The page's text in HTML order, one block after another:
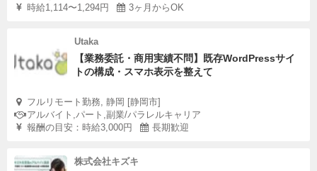
時給1,114〜1,294円
3ヶ月からOK
Utaka
【業務委託・商用実績不問】既存WordPressサイ
トの構成・スマホ表示を整えて
フルリモート勤務, 静岡 [静岡市]
アルバイト,パート,副業/パラレルキャリア
報酬の目安：時給3,000円
長期歓迎
株式会社キズキ